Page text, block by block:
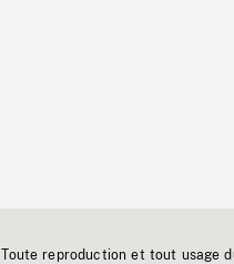
Toute reproduction et tout usage